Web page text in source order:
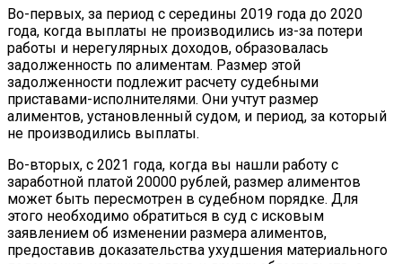
Во-первых, за период с середины 2019 года до 2020
года, когда выплаты не производились из-за потери
работы и нерегулярных доходов, образовалась
задолженность по алиментам. Размер этой
задолженности подлежит расчету судебными
приставами-исполнителями. Они учтут размер
алиментов, установленный судом, и период, за который
не производились выплаты.
Во-вторых, с 2021 года, когда вы нашли работу с
заработной платой 20000 рублей, размер алиментов
может быть пересмотрен в судебном порядке. Для
этого необходимо обратиться в суд с исковым
заявлением об изменении размера алиментов,
предоставив доказательства ухудшения материального